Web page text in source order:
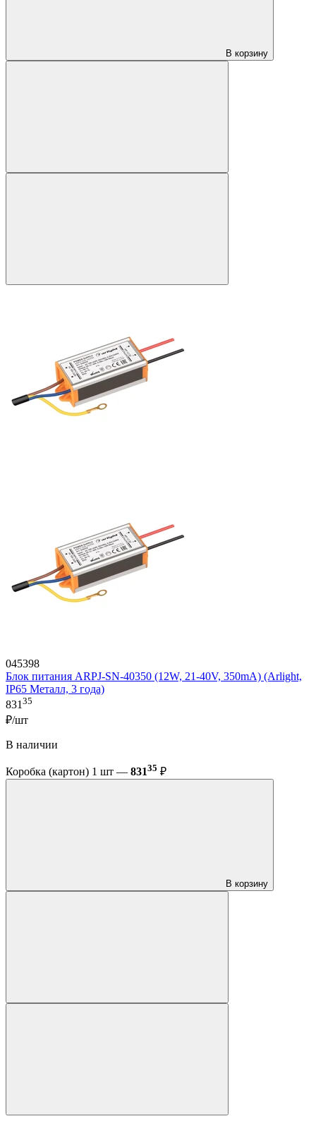
В корзину
045398
Блок питания ARPJ-SN-40350 (12W, 21-40V, 350mA) (Arlight,
IP65 Металл, 3 года)
83135
₽/шт
В наличии
Коробка (картон) 1 шт — 83135 ₽
В корзину